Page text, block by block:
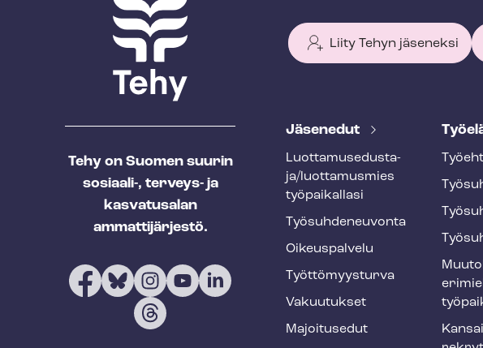
Tehy on Suomen suurin
sosiaali-, terveys- ja
kasvatusalan
ammattijärjestö.
Liity Tehyn jäseneksi
T
h
y
f
o
o
t
e
Jäsenedut
Luot­ta­muse­dus­ta­
ja/luottamusmies
työpaikallasi
Työ­suh­de­neu­von­ta
Oikeuspalvelu
Työt­tö­myys­tur­va
Vakuutukset
Majoitusedut